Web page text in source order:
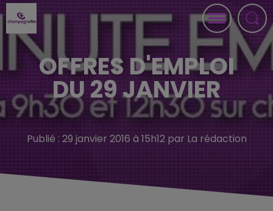
OFFRES D'EMPLOI
DU 29 JANVIER
Publié : 29 janvier 2016 à 15h12 par La rédaction